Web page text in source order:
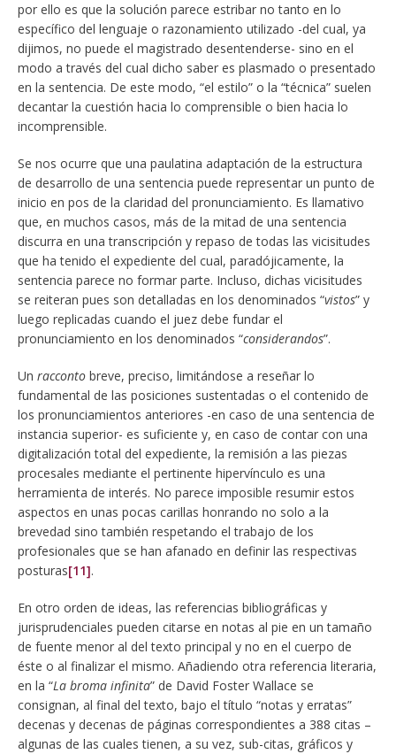
por ello es que la solución parece estribar no tanto en lo
específico del lenguaje o razonamiento utilizado -del cual, ya
dijimos, no puede el magistrado desentenderse- sino en el
modo a través del cual dicho saber es plasmado o presentado
en la sentencia. De este modo, “el estilo” o la “técnica” suelen
decantar la cuestión hacia lo comprensible o bien hacia lo
incomprensible.
Se nos ocurre que una paulatina adaptación de la estructura
de desarrollo de una sentencia puede representar un punto de
inicio en pos de la claridad del pronunciamiento. Es llamativo
que, en muchos casos, más de la mitad de una sentencia
discurra en una transcripción y repaso de todas las vicisitudes
que ha tenido el expediente del cual, paradójicamente, la
sentencia parece no formar parte. Incluso, dichas vicisitudes
se reiteran pues son detalladas en los denominados “vistos” y
luego replicadas cuando el juez debe fundar el
pronunciamiento en los denominados “considerandos”.
Un racconto breve, preciso, limitándose a reseñar lo
fundamental de las posiciones sustentadas o el contenido de
los pronunciamientos anteriores -en caso de una sentencia de
instancia superior- es suficiente y, en caso de contar con una
digitalización total del expediente, la remisión a las piezas
procesales mediante el pertinente hipervínculo es una
herramienta de interés. No parece imposible resumir estos
aspectos en unas pocas carillas honrando no solo a la
brevedad sino también respetando el trabajo de los
profesionales que se han afanado en definir las respectivas
posturas[11].
En otro orden de ideas, las referencias bibliográficas y
jurisprudenciales pueden citarse en notas al pie en un tamaño
de fuente menor al del texto principal y no en el cuerpo de
éste o al finalizar el mismo. Añadiendo otra referencia literaria,
en la “La broma infinita” de David Foster Wallace se
consignan, al final del texto, bajo el título “notas y erratas”
decenas y decenas de páginas correspondientes a 388 citas –
algunas de las cuales tienen, a su vez, sub-citas, gráficos y